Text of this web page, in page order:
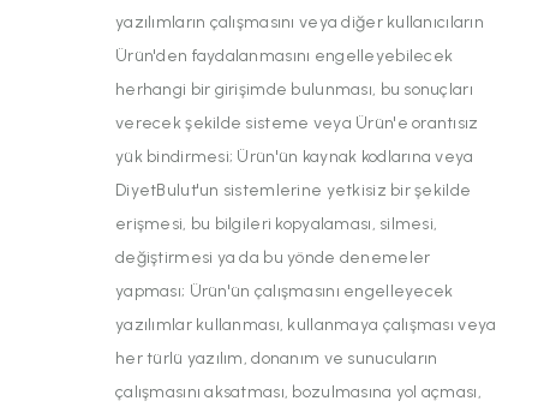
yazılımların çalışmasını veya diğer kullanıcıların
Ürün'den faydalanmasını engelleyebilecek
herhangi bir girişimde bulunması, bu sonuçları
verecek şekilde sisteme veya Ürün'e orantısız
yük bindirmesi; Ürün'ün kaynak kodlarına veya
DiyetBulut'un sistemlerine yetkisiz bir şekilde
erişmesi, bu bilgileri kopyalaması, silmesi,
değiştirmesi ya da bu yönde denemeler
yapması; Ürün'ün çalışmasını engelleyecek
yazılımlar kullanması, kullanmaya çalışması veya
her türlü yazılım, donanım ve sunucuların
çalışmasını aksatması, bozulmasına yol açması,